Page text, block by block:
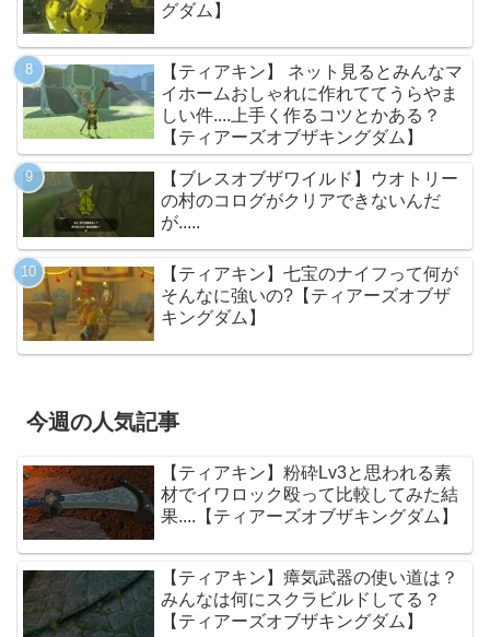
グダム】
【ティアキン】 ネット見るとみんなマ
イホームおしゃれに作れててうらやま
しい件....上手く作るコツとかある？
【ティアーズオブザキングダム】
【ブレスオブザワイルド】ウオトリー
の村のコログがクリアできないんだ
が.....
【ティアキン】七宝のナイフって何が
そんなに強いの?【ティアーズオブザ
キングダム】
今週の人気記事
【ティアキン】粉砕Lv3と思われる素
材でイワロック殴って比較してみた結
果....【ティアーズオブザキングダム】
【ティアキン】瘴気武器の使い道は？
みんなは何にスクラビルドしてる？
【ティアーズオブザキングダム】